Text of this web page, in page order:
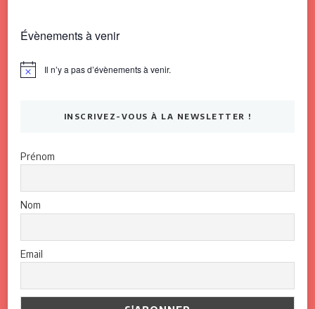
Évènements à venir
Notice Il n’y a pas d’évènements à venir.
INSCRIVEZ-VOUS À LA NEWSLETTER !
Prénom
Nom
Email